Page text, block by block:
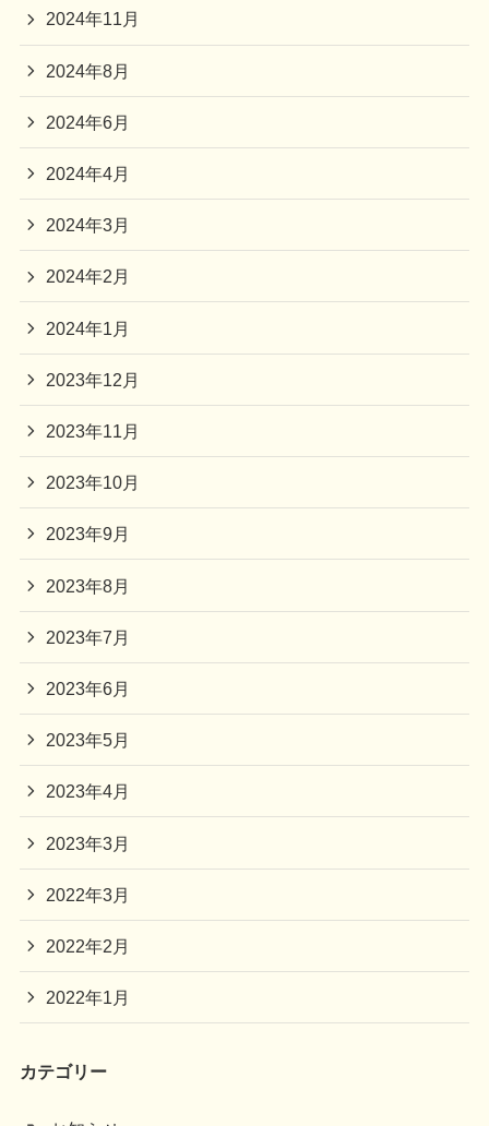
2024年11月
2024年8月
2024年6月
2024年4月
2024年3月
2024年2月
2024年1月
2023年12月
2023年11月
2023年10月
2023年9月
2023年8月
2023年7月
2023年6月
2023年5月
2023年4月
2023年3月
2022年3月
2022年2月
2022年1月
カテゴリー